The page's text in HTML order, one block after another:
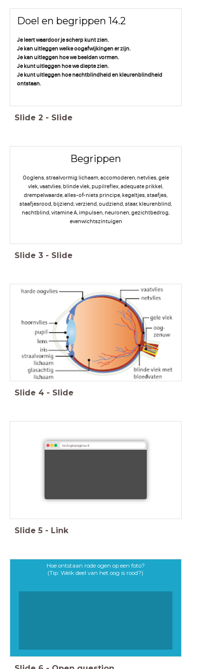
Doel en begrippen 14.2
Je leert waardoor je scherp kunt zien.
Je kan uitleggen welke oogafwijkingen er zijn.
Je kan uitleggen hoe we beelden vormen.
Je kunt uitleggen hoe we diepte zien.
Je kunt uitleggen hoe nachtblindheid en kleurenblindheid
ontstaan.
Slide 2 - Slide
Begrippen
Ooglens, straalvormig lichaam, accomoderen, netvlies, gele
vlek, vaatvlies, blinde vlek, pupilreflex, adequate prikkel,
drempelwaarde, alles-of-niets principe, kegeltjes, staafjes,
staafjesrood, bijziend, verziend, oudziend, staar, kleurenblind,
nachtblind, vitamine A, impulsen, neuronen, gezichtbedrog,
evenwichtszintuigen
Slide 3 - Slide
Slide 4 - Slide
biologiepagina.nl
Slide 5 - Link
Hoe ontstaan rode ogen op een foto?
(Tip: Welk deel van het oog is rood?)